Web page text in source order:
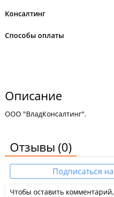
Консалтинг
Способы оплаты
Описание
ООО "ВладКонсалтинг".
Отзывы (0)
Подписаться
Чтобы оставить